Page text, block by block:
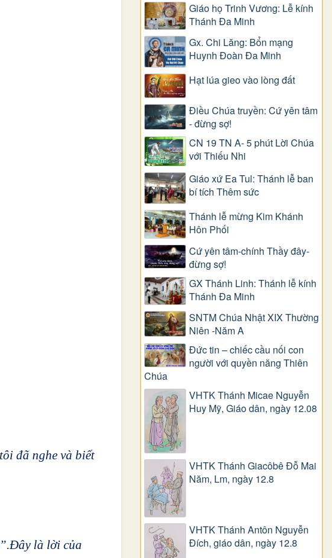
đã nghe và biết
là lời của
Giáo họ Trinh Vương: Lễ kính
Thánh Đa Minh
Gx. Chi Lăng: Bổn mạng
Huynh Đoàn Đa Minh
Hạt lúa gieo vào lòng đất
Điều Chúa truyền: Cứ yên tâm
- đừng sợ!
CN 19 TN A- 5 phút Lời Chúa
với Thiếu Nhi
Giáo xứ Ea Tul: Thánh lễ ban
bí tích Thêm sức
Thánh lễ mừng Kim Khánh
Hôn Phối
Cứ yên tâm-chính Thầy đây-
đừng sợ!
GX Thánh Linh: Thánh lễ kính
Thánh Đa Minh
SNTM Chúa Nhật XIX Thường
Niên -Năm A
Đức tin – chiếc cầu nối con
người với quyền năng Thiên
Chúa
VHTK Thánh Micae Nguyễn
Huy Mỹ, Giáo dân, ngày 12.08
VHTK Thánh Giacôbê Ðỗ Mai
Năm, Lm, ngày 12.8
VHTK Thánh Antôn Nguyễn
Ðích, giáo dân, ngày 12.8